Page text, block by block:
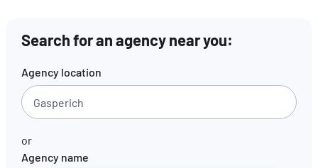
Search site
ENFRDE
Search for an agency near you:
Agency location
or
Agency name